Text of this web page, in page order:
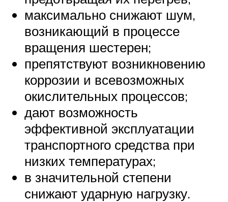
максимально снижают шум,
возникающий в процессе
вращения шестерен;
препятствуют возникновению
коррозии и всевозможных
окислительных процессов;
дают возможность
эффективной эксплуатации
транспортного средства при
низких температурах;
в значительной степени
снижают ударную нагрузку.